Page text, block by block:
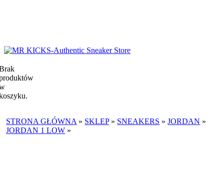
STRONA GŁÓWNA » SKLEP» SNEAKERS »JORDAN »
JORDAN 1 LOW »